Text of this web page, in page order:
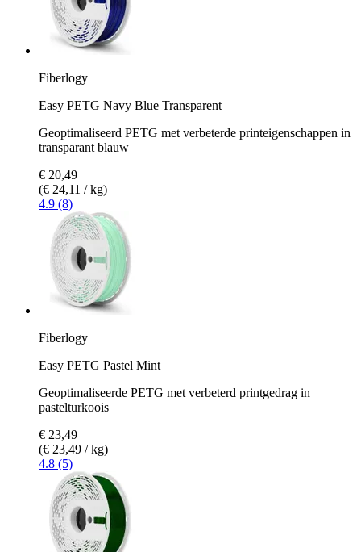
Fiberlogy
Easy PETG Navy Blue Transparent
Geoptimaliseerd PETG met verbeterde printeigenschappen in
transparant blauw
€ 20,49
(€ 24,11 / kg)
4.9 (8)
Fiberlogy
Easy PETG Pastel Mint
Geoptimaliseerde PETG met verbeterd printgedrag in
pastelturkoois
€ 23,49
(€ 23,49 / kg)
4.8 (5)